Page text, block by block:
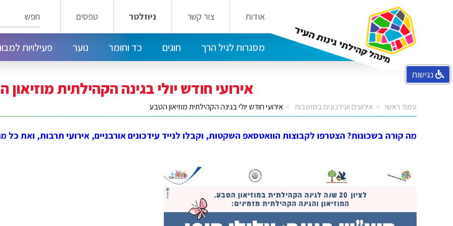
אודות צור קשר ניוזלטר טפסים חפש
מסגרות לגיל הרך חוגים כד וחומר נוער פעילויות
אירועי חודש יולי בגינה הקהילתית מוזיאון
עמוד ראשי אירועים ועידכונים במושבות אירועי חודש יולי בגינה הקהילתית מוזיאון הטבע
מה קורה בשכונות? הצטרפו לקבוצות הוואטסאפ השקטות, וקבלו לנייד עידכונים אורבניים, אירועי תרבות, ואת
נגישות